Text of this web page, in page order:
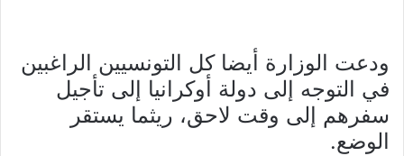
ودعت الوزارة أيضا كل التونسيين الراغبين
في التوجه إلى دولة أوكرانيا إلى تأجيل
سفرهم إلى وقت لاحق، ريثما يستقر
الوضع.